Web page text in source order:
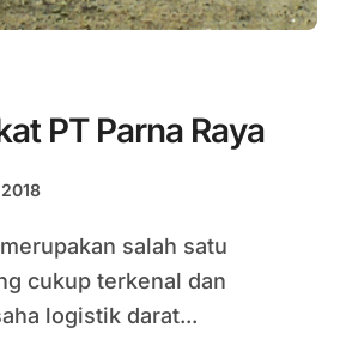
PT Parna Raya
cukup terkenal dan
logistik darat...